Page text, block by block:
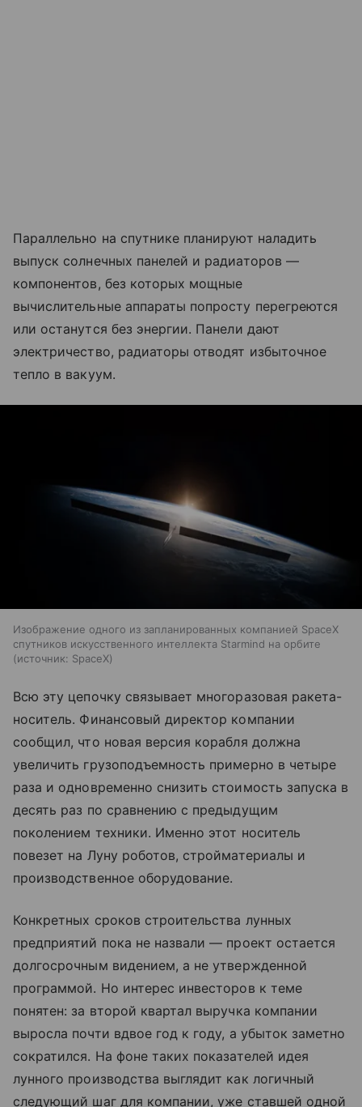
Параллельно на спутнике планируют наладить
выпуск солнечных панелей и радиаторов —
компонентов, без которых мощные
вычислительные аппараты попросту перегреются
или останутся без энергии. Панели дают
электричество, радиаторы отводят избыточное
тепло в вакуум.
Изображение одного из запланированных компанией SpaceX
спутников искусственного интеллекта Starmind на орбите
источник: SpaceX
Всю эту цепочку связывает многоразовая ракета-
носитель. Финансовый директор компании
сообщил, что новая версия корабля должна
увеличить грузоподъемность примерно в четыре
раза и одновременно снизить стоимость запуска в
десять раз по сравнению с предыдущим
поколением техники. Именно этот носитель
повезет на Луну роботов, стройматериалы и
производственное оборудование.
Конкретных сроков строительства лунных
предприятий пока не назвали — проект остается
долгосрочным видением, а не утвержденной
программой. Но интерес инвесторов к теме
понятен: за второй квартал выручка компании
выросла почти вдвое год к году, а убыток заметно
сократился. На фоне таких показателей идея
лунного производства выглядит как логичный
следующий шаг для компании, уже ставшей одной